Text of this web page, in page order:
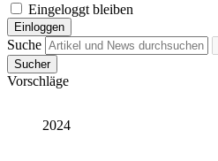
Eingeloggt bleiben
Einloggen
Suche
Sucher
Vorschläge
2024